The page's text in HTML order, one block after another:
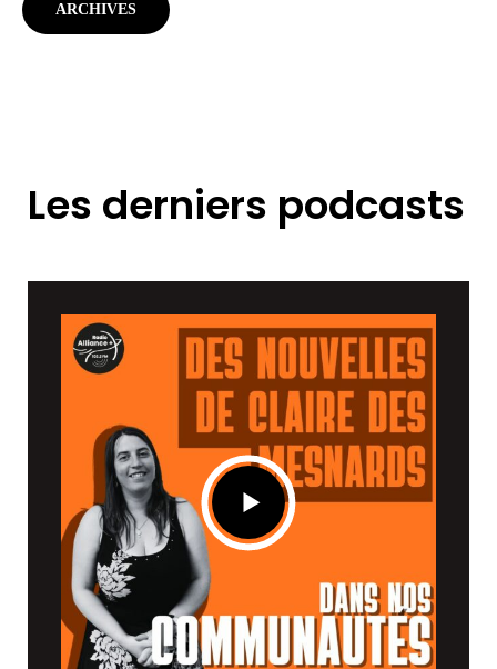
ARCHIVES
Les derniers podcasts